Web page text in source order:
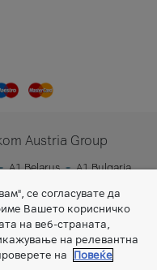
Austria Group
A1 Belarus
A1 Bulgaria
се согласувате да
Вашето корисничко
на веб-страната,
на релевантна
на
Повеќе